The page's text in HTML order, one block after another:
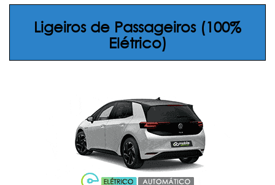
Ligeiros de Passageiros (100%
Elétrico)